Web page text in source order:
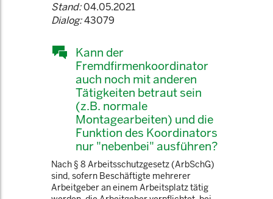
Stand:04.05.2021
Dialog:43079
Kann der
Fremdfirmenkoordinator
auch noch mit anderen
Tätigkeiten betraut sein
(z.B. normale
Montagearbeiten) und die
Funktion des Koordinators
nur "nebenbei" ausführen?
Nach § 8 Arbeitsschutzgesetz (ArbSchG)
sind, sofern Beschäftigte mehrerer
Arbeitgeber an einem Arbeitsplatz tätig